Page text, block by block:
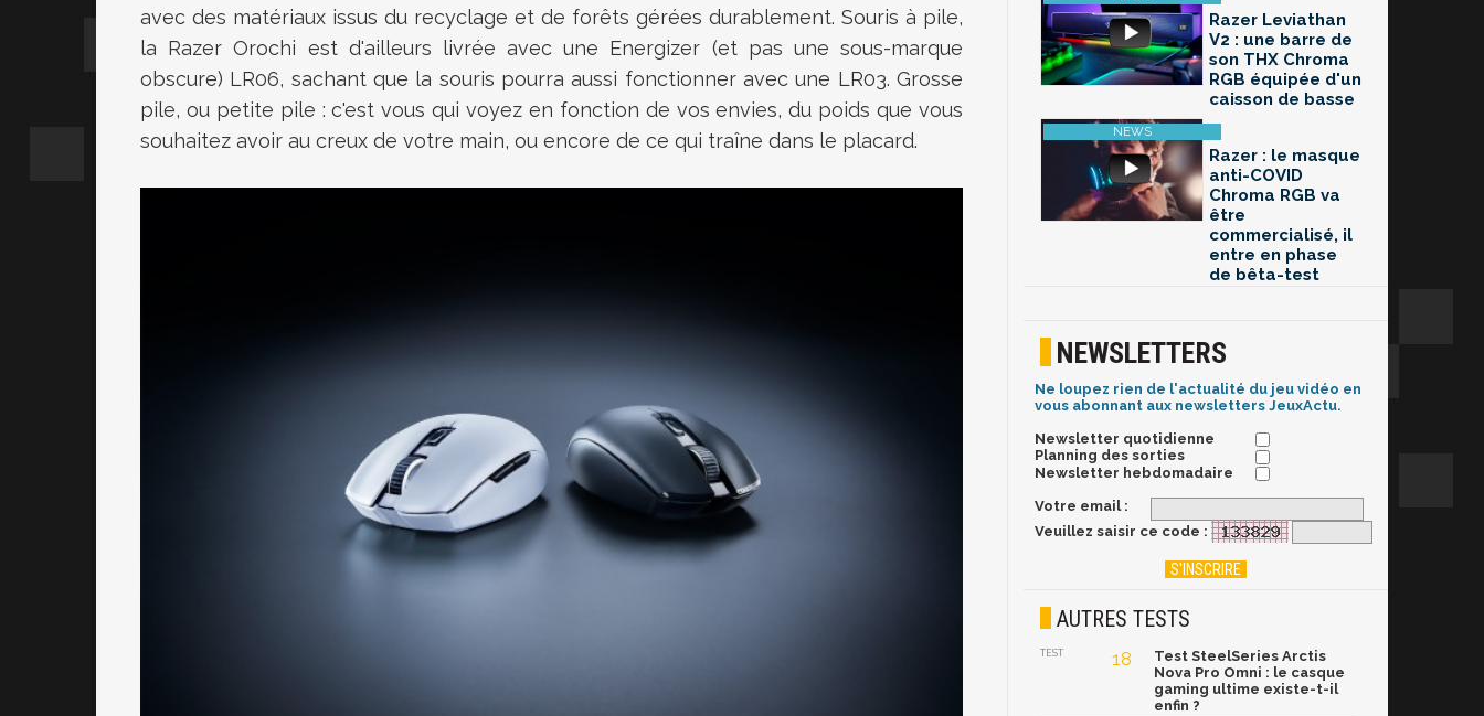
avec des matériaux issus du recyclage et de forêts gérées durablement. Souris à pile,
la Razer Orochi est d'ailleurs livrée avec une Energizer (et pas une sous-marque
obscure) LR06, sachant que la souris pourra aussi fonctionner avec une LR03. Grosse
pile, ou petite pile : c'est vous qui voyez en fonction de vos envies, du poids que vous
souhaitez avoir au creux de votre main, ou encore de ce qui traîne dans le placard.
Razer Leviathan
V2 : une barre de
son THX Chroma
RGB équipée d'un
caisson de basse
Razer : le masque
anti-COVID
Chroma RGB va
être
commercialisé, il
entre en phase
de bêta-test
NEWSLETTERS
Ne loupez rien de l'actualité du jeu vidéo en
vous abonnant aux newsletters JeuxActu.
Newsletter quotidienne
Planning des sorties
Newsletter hebdomadaire
Votre email :
Veuillez saisir ce code :
AUTRES TESTS
TEST 18
Test SteelSeries Arctis
Nova Pro Omni : le casque
gaming ultime existe-t-il
enfin ?